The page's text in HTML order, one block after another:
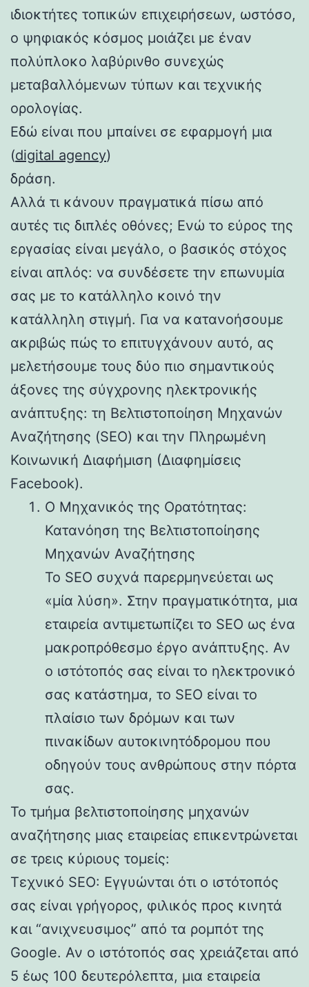
ιδιοκτήτες τοπικών επιχειρήσεων, ωστόσο,
ο ψηφιακός κόσμος μοιάζει με έναν
πολύπλοκο λαβύρινθο συνεχώς
μεταβαλλόμενων τύπων και τεχνικής
ορολογίας.
Εδώ είναι που μπαίνει σε εφαρμογή μια
(digital agency)
δράση.
Αλλά τι κάνουν πραγματικά πίσω από
αυτές τις διπλές οθόνες; Ενώ το εύρος της
εργασίας είναι μεγάλο, ο βασικός στόχος
είναι απλός: να συνδέσετε την επωνυμία
σας με το κατάλληλο κοινό την
κατάλληλη στιγμή. Για να κατανοήσουμε
ακριβώς πώς το επιτυγχάνουν αυτό, ας
μελετήσουμε τους δύο πιο σημαντικούς
άξονες της σύγχρονης ηλεκτρονικής
ανάπτυξης: τη Βελτιστοποίηση Μηχανών
Αναζήτησης (SEO) και την Πληρωμένη
Κοινωνική Διαφήμιση (Διαφημίσεις
Facebook).
Ο Μηχανικός της Ορατότητας:
Κατανόηση της Βελτιστοποίησης
Μηχανών Αναζήτησης
Το SEO συχνά παρερμηνεύεται ως
«μία λύση». Στην πραγματικότητα, μια
εταιρεία αντιμετωπίζει το SEO ως ένα
μακροπρόθεσμο έργο ανάπτυξης. Αν
ο ιστότοπός σας είναι το ηλεκτρονικό
σας κατάστημα, το SEO είναι το
πλαίσιο των δρόμων και των
πινακίδων αυτοκινητόδρομου που
οδηγούν τους ανθρώπους στην πόρτα
σας.
Το τμήμα βελτιστοποίησης μηχανών
αναζήτησης μιας εταιρείας επικεντρώνεται
σε τρεις κύριους τομείς:
Τεχνικό SEO: Εγγυώνται ότι ο ιστότοπός
σας είναι γρήγορος, φιλικός προς κινητά
και “ανιχνευσιμος” από τα ρομπότ της
Google. Αν ο ιστότοπός σας χρειάζεται από
5 έως 100 δευτερόλεπτα, μια εταιρεία